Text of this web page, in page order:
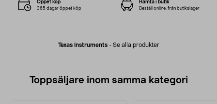
Texas Instruments- Se alla produkter
Öppet köp
365 dagar öppet köp
Hämta i butik
Beställ online, från butikslager
Toppsäljare inom samma kategori